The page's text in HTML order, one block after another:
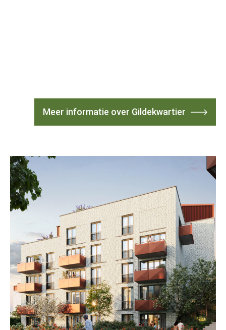
Meer informatie over Gildekwartier